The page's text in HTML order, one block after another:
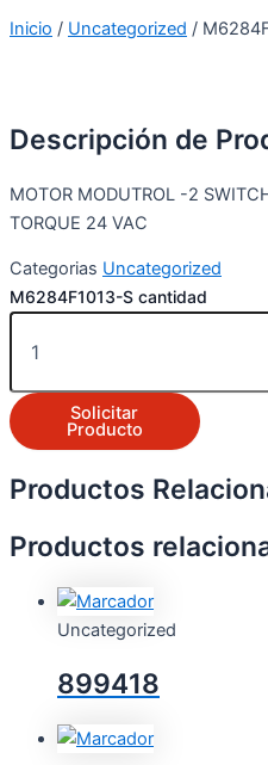
Inicio / Uncategorized /
Descripción de
MOTOR MODUTROL -2
TORQUE 24 VAC
Categorias Uncategorized
M6284F1013-S cantidad
Solicitar
Producto
Productos
Productos
Uncategorized
899418